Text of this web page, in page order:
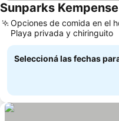
Sunparks
Opciones de comida en el
Playa privada y chiringuito
Seleccioná las fechas